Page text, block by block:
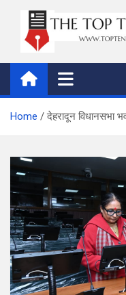
content
thetoptennews.com
Home देहरादून विधानसभा